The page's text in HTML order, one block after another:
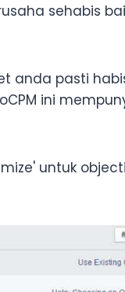
sehabis
anda pasti
ini
untuk